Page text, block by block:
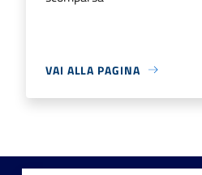
VAI ALLA PAGINA